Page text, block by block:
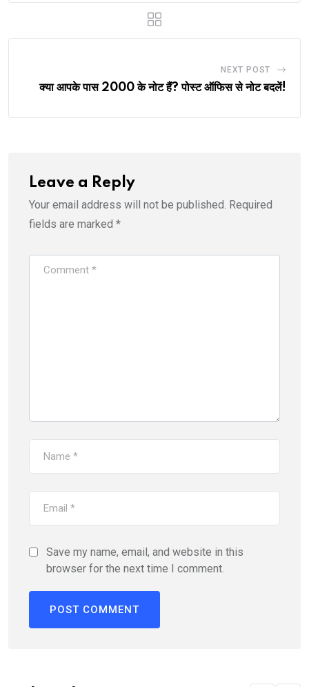
NEXT POST
क्या आपके पास 2000 के नोट हैं? पोस्ट ऑफिस से नोट बदलें!
Leave a Reply
Your email address will not be published. Required
fields are marked *
Save my name, email, and website in this
browser for the next time I comment.